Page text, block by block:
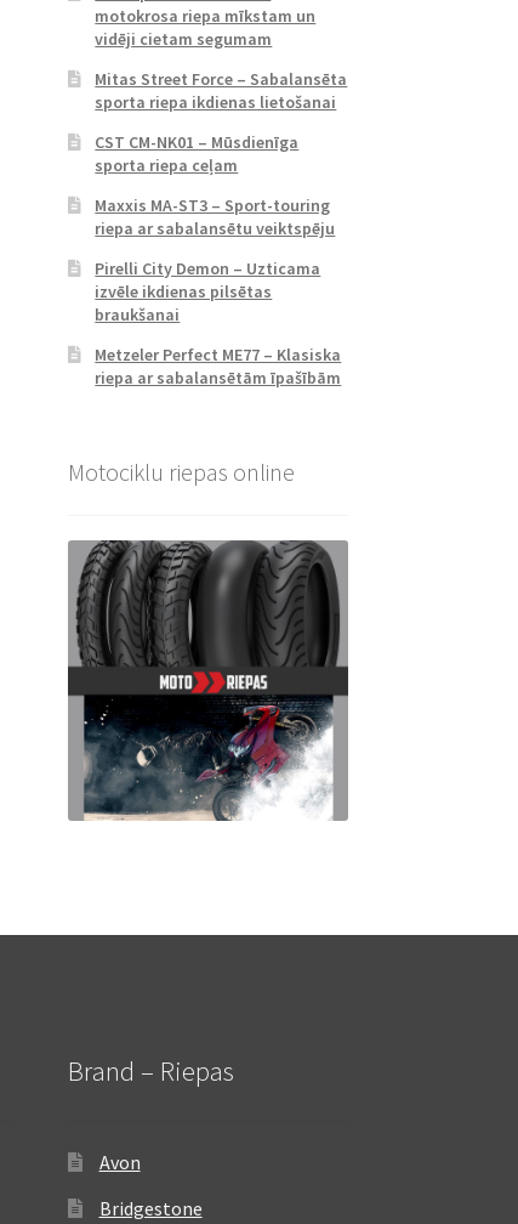
motokrosa riepa mīkstam un
vidēji cietam segumam
Mitas Street Force – Sabalansēta
sporta riepa ikdienas lietošanai
CST CM-NK01 – Mūsdienīga
sporta riepa ceļam
Maxxis MA-ST3 – Sport-touring
riepa ar sabalansētu veiktspēju
Pirelli City Demon – Uzticama
izvēle ikdienas pilsētas
braukšanai
Metzeler Perfect ME77 – Klasiska
riepa ar sabalansētām īpašībām
Motociklu riepas online
Brand – Riepas
Avon
Bridgestone